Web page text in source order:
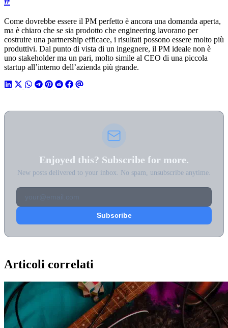
Come dovrebbe essere il PM perfetto è ancora una domanda aperta,
ma è chiaro che se sia prodotto che engineering lavorano per
costruire una partnership efficace, i risultati possono essere molto più
produttivi. Dal punto di vista di un ingegnere, il PM ideale non è
uno stakeholder ma un pari, molto simile al CEO di una piccola
startup all’interno dell’azienda più grande.
Enjoyed this? Subscribe for more.
New posts delivered to your inbox. No spam, unsubscribe anytime.
Articoli correlati